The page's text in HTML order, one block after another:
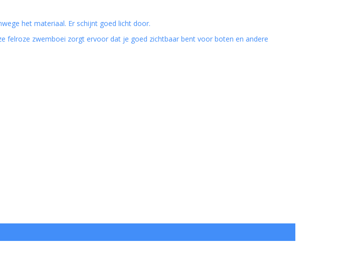
het materiaal. Er schijnt goed licht door.
felroze zwemboei zorgt ervoor dat je goed zichtbaar bent voor boten en andere